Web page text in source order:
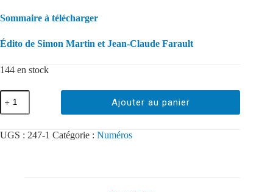
Sommaire à télécharger
Édito de Simon Martin et Jean-Claude Farault
144 en stock
Ajouter au panier
UGS : 247-1 Catégorie : Numéros